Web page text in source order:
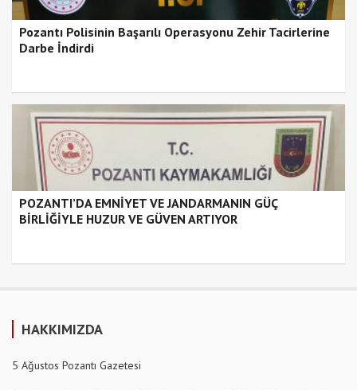
Pozantı Polisinin Başarılı Operasyonu Zehir Tacirlerine
Darbe İndirdi
POZANTI’DA EMNİYET VE JANDARMANIN GÜÇ
BİRLİĞİYLE HUZUR VE GÜVEN ARTIYOR
HAKKIMIZDA
5 Ağustos Pozantı Gazetesi